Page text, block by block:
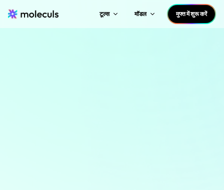
टूल्स मॉडल मुफ्त में शुरू करें